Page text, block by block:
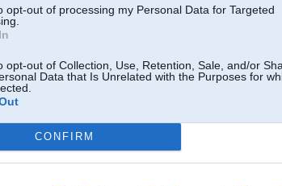
opt-out of processing my Personal Data for Targeted
opt-out of Collection, Use, Retention, Sale, and/or
Data that Is Unrelated with the Purposes for
CONFIRM
sanāk gadu vizinam tos GPSus un Modris naudu ar
pakalpojumu ,kamēr viss nav 100 % strādājošs....